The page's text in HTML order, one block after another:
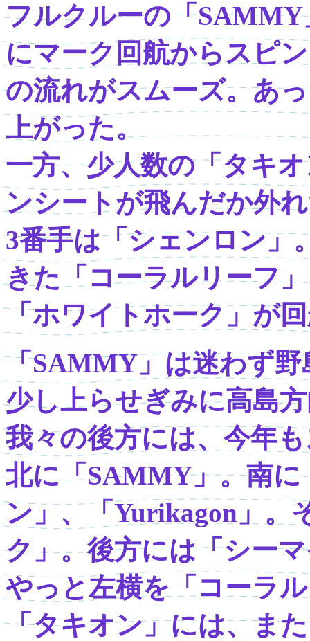
フルクルーの「
にマーク回航からスピ
の流れがスムーズ。あ
上がった。
一方、少人数の「タキ
ンシートが飛んだか外
3番手は「シェンロン」
きた「コーラルリーフ
「ホワイトホーク」が
「SAMMY」は迷わず
少し上らせぎみに高島
我々の後方には、今年
北に「SAMMY」。南
ン」、「Yurikagon」。
ク」。後方には「シー
やっと左横を「コーラ
「タキオン」には、ま